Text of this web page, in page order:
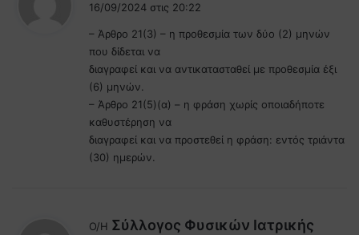
ι
16/09/2024 στις 20:22
– Άρθρο 21(3) – η προθεσμία των δύο (2) μηνών
που δίδεται να
διαγραφεί και να αντικατασταθεί με προθεσμία έξι
(6) μηνών.
– Άρθρο 21(5)(α) – η φράση χωρίς οποιαδήποτε
καθυστέρηση να
διαγραφεί και να προστεθεί η φράση: εντός τριάντα
(30) ημερών.
Ο/Η Σύλλογος Φυσικών Ιατρικής